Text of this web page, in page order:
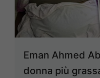
Eman Ahmed
donna più